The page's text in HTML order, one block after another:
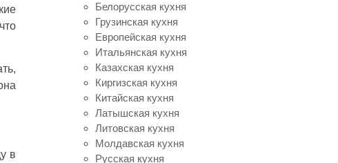
в
Белорусская кухня
Грузинская кухня
Европейская кухня
Итальянская кухня
Казахская кухня
Киргизская кухня
Китайская кухня
Латышская кухня
Литовская кухня
Молдавская кухня
Русская кухня